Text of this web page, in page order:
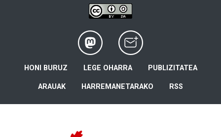
HONI BURUZ LEGE OHARRA PUBLIZITATEA
ARAUAK HARREMANETARAKO RSS